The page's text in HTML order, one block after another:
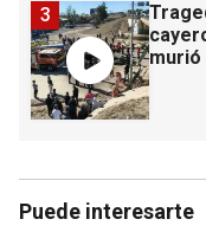
murió
3
Puede interesarte